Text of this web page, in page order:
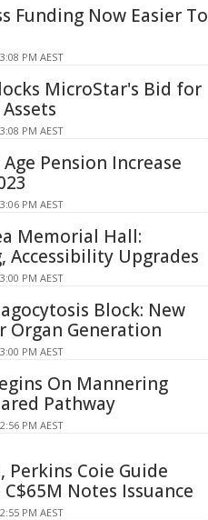
Funding Now Easier To
PM AEST
MicroStar's Bid for
PM AEST
Pension Increase
PM AEST
Memorial Hall:
Accessibility Upgrades
PM AEST
Block: New
Organ Generation
PM AEST
On Mannering
Pathway
PM AEST
Perkins Coie Guide
C$65M Notes Issuance
PM AEST